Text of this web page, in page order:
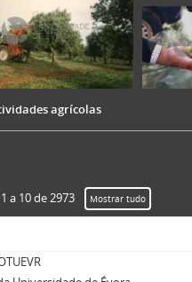
agrícolas
a 10 de 2973 Mostrar tudo